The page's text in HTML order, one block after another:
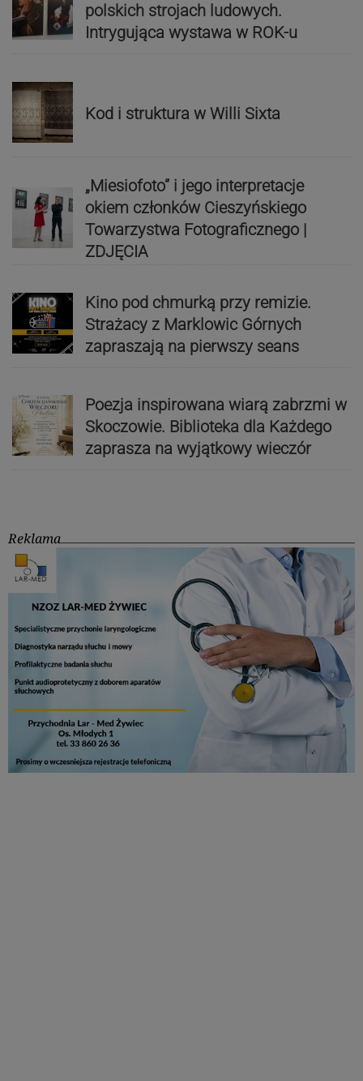
polskich strojach ludowych.
Intrygująca wystawa w ROK-u
Kod i struktura w Willi Sixta
„Miesiofoto” i jego interpretacje
okiem członków Cieszyńskiego
Towarzystwa Fotograficznego |
ZDJĘCIA
Kino pod chmurką przy remizie.
Strażacy z Marklowic Górnych
zapraszają na pierwszy seans
Poezja inspirowana wiarą zabrzmi w
Skoczowie. Biblioteka dla Każdego
zaprasza na wyjątkowy wieczór
Reklama